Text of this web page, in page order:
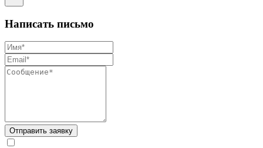
Написать письмо
Отправить заявку